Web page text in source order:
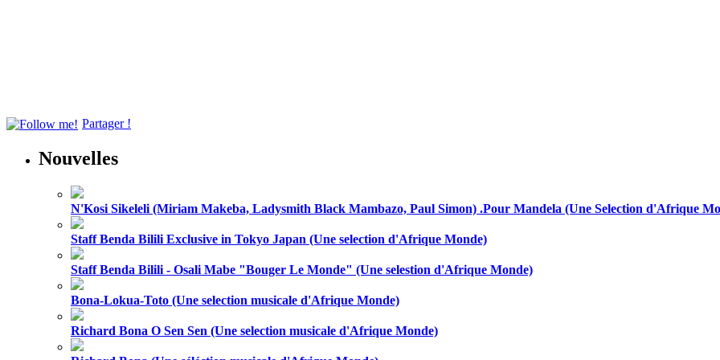
Partager !
Nouvelles
N'Kosi Sikeleli (Miriam Makeba, Ladysmith Black Mambazo, Paul Simon) .Pour Mandela (Une Selection d'Afrique
Staff Benda Bilili Exclusive in Tokyo Japan (Une selection d'Afrique Monde)
Staff Benda Bilili - Osali Mabe "Bouger Le Monde" (Une selestion d'Afrique Monde)
Bona-Lokua-Toto (Une selection musicale d'Afrique Monde)
Richard Bona O Sen Sen (Une selection musicale d'Afrique Monde)